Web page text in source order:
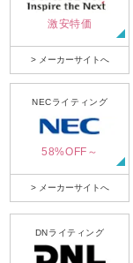
激安特価
> メーカーサイトへ
NECライティング
58%OFF～
> メーカーサイトへ
DNライティング